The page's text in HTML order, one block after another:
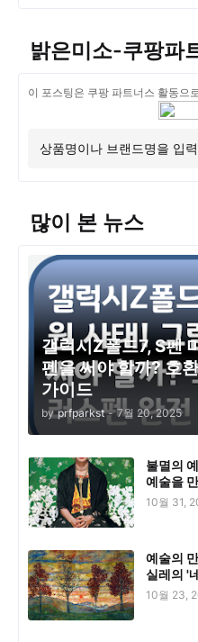
밝은미소-쿠팡파
이 포스팅은 쿠팡 파트너스 활동으
많이 본 뉴스
갤럭시Z폴드7, S펜
펜을 써야 할까? 호
가이드
by prfparkst - 7월 20, 2025
불멸의
예술을
10월 31,
예술의
실레의 '
10월 23,